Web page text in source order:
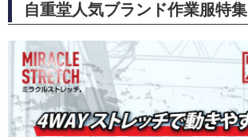
自重堂人気ブランド作業服特集